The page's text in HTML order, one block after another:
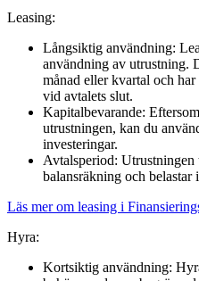
Leasing:
Långsiktig användning:
användning av utrustning.
månad eller kvartal och
vid avtalets slut.
Kapitalbevarande:
utrustningen, kan du
investeringar.
Avtalsperiod:
balansräkning och belastar
Läs mer om leasing i
Hyra:
Kortsiktig användning: